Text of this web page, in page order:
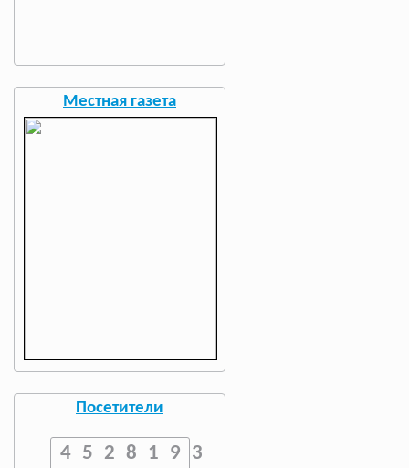
Местная газета
Посетители
4528193